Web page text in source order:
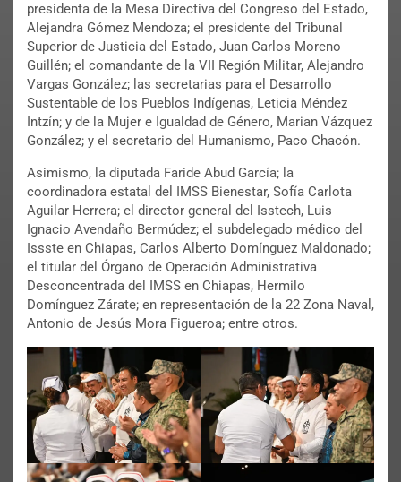
presidenta de la Mesa Directiva del Congreso del Estado,
Alejandra Gómez Mendoza; el presidente del Tribunal
Superior de Justicia del Estado, Juan Carlos Moreno
Guillén; el comandante de la VII Región Militar, Alejandro
Vargas González; las secretarias para el Desarrollo
Sustentable de los Pueblos Indígenas, Leticia Méndez
Intzín; y de la Mujer e Igualdad de Género, Marian Vázquez
González; y el secretario del Humanismo, Paco Chacón.
Asimismo, la diputada Faride Abud García; la
coordinadora estatal del IMSS Bienestar, Sofía Carlota
Aguilar Herrera; el director general del Isstech, Luis
Ignacio Avendaño Bermúdez; el subdelegado médico del
Issste en Chiapas, Carlos Alberto Domínguez Maldonado;
el titular del Órgano de Operación Administrativa
Desconcentrada del IMSS en Chiapas, Hermilo
Domínguez Zárate; en representación de la 22 Zona Naval,
Antonio de Jesús Mora Figueroa; entre otros.